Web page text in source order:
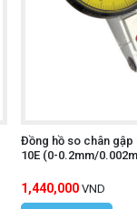
Đồng hồ so chân gập
10E (0-0.2mm/
1,440,000 VND